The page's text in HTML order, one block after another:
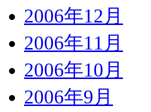
2006年12月
2006年11月
2006年10月
2006年9月